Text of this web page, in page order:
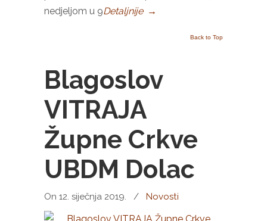
nedjeljom u 9Detaljnije →
Back to Top
Blagoslov
VITRAJA
Župne Crkve
UBDM Dolac
On 12. siječnja 2019. / Novosti